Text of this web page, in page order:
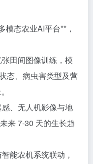
模态农业AI平台**，
田间图像训练，模
态、病虫害类型及营
、无人机影像与地
来 7-30 天的生长趋
能农机系统联动，